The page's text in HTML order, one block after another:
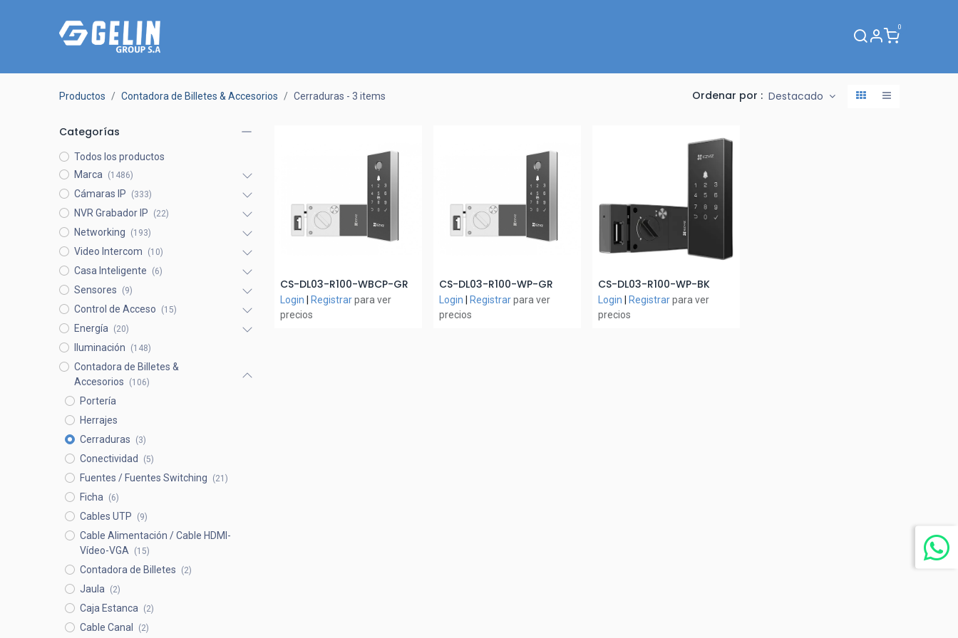
0
Productos Contadora de Billetes & Accesorios Cerraduras - 3 items Ordenar por : Destacado
Categorías
Todos los productos
Marca
(1486)
Cámaras IP (333)
NVR Grabador IP (22)
Networking (193)
Video Intercom (10)
Casa Inteligente (6)
Sensores (9)
Control de Acceso (15)
Energía (20)
Iluminación (148)
Contadora de Billetes &
Accesorios
(106)
Portería
Herrajes
Cerraduras
(3)
Conectividad (5)
Fuentes / Fuentes Switching (21)
Ficha (6)
Cables UTP (9)
Cable Alimentación / Cable HDMI-
Vídeo-VGA
(15)
Contadora de Billetes (2)
Jaula (2)
Caja Estanca (2)
Cable Canal (2)
Añadir al Carrito
CS-DL03-R100-WBCP-GR
Login Registrar para ver
precios
Añadir al Carrito
CS-DL03-R100-WP-GR
Login Registrarpara ver
precios
Añadir al Carrito
CS-DL03-R100-WP-BK
Login Registrarpara ver
precios